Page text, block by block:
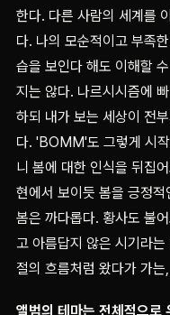
한다. 다른 사람의 세계를
다. 나의 모순적이고 부족
습을 보인다 해도 이해할
지는 않다. 나르시시즘에
하되 내가 보는 세상이 전
다. 'BOMM'도 그렇게 시
니 봄에 대한 인식을 뒤집
현에서 보이듯 봄을 긍정
봄은 까다롭다. 황사도 불
고 아름답지 않은 시기라
절의 흐름처럼 왔다가 가
앨범의 테마는 전체적으로